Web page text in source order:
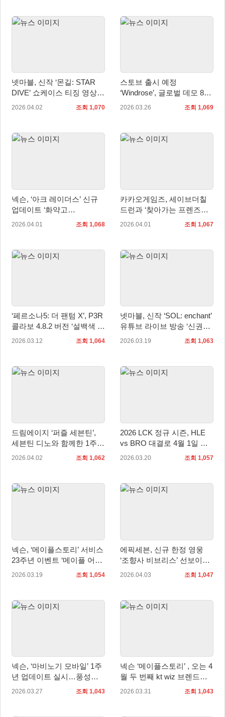
넷마블, 신작 ‘몬길: STAR
DIVE’ 쇼케이스 티징 영상
공개
2026.04.02 조회 1,070
스토브 출시 예정
‘Windrose’, 글로벌 데모 80
만 명 참여 앞서 해보기 출시
2026.03.26 조회 1,069
넥슨, ‘아크 레이더스’ 신규
업데이트 ‘화약고
(FLASHPOINT)’ 실시!
2026.04.01 조회 1,068
카카오게임즈, 세이브더칠
드런과 ‘찾아가는 프렌즈게
임 랜드’ 운영 후원 협약 체
2026.04.01 조회 1,067
‘페르소나5: 더 팬텀 X’, P3R
콜라보 4.8.2 버전 ‘설백색 충
견의 포효’ 3월 12일 업데이
2026.03.12 조회 1,064
넷마블, 신작 ‘SOL: enchant’
유튜브 라이브 방송 ‘신권회
담’ 19일 오후 8시 실시
2026.03.19 조회 1,063
드림에이지 ‘퍼즐 세븐틴’,
세븐틴 디노와 함께한 1주년
라이브 방송 성황리에 종료
2026.04.02 조회 1,062
2026 LCK 정규 시즌, HLE
vs BRO 대결로 4월 1일 개
막
2026.03.20 조회 1,057
넥슨, ‘메이플스토리’ 서비스
23주년 이벤트 ‘메이플 어
택!’ 실시
2026.03.19 조회 1,054
에픽세븐, 신규 한정 영웅
‘조향사 비브리스’ 선보이며
봄 시즌 대규모 업데이트 ‘뉴
2026.04.03 조회 1,047
넥슨, ‘마비노기 모바일’ 1주
년 업데이트 실시…풍성한
혜택 제공
2026.03.27 조회 1,043
넥슨 ‘메이플스토리’ , 오는 4
월 두 번째 kt wiz 브렌드데
이 경기 진행
2026.03.31 조회 1,043